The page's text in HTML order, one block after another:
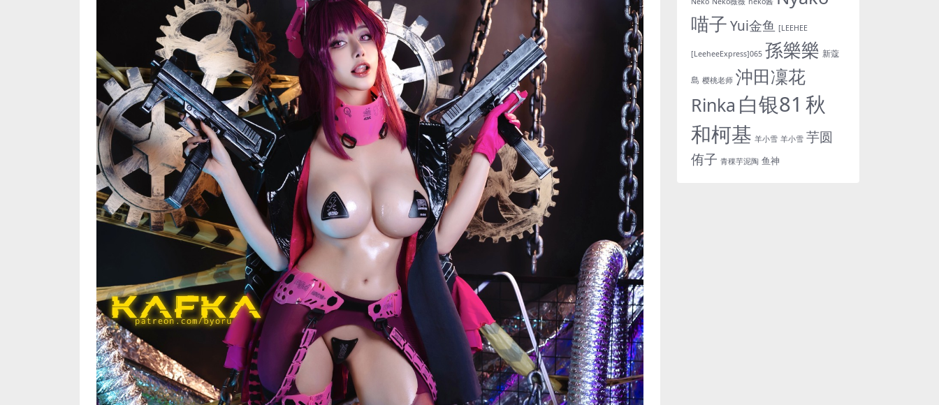
喵子Yui金鱼 [LEEHEE
[LeeheeExpress]065 孫樂樂 新蔻
島 樱桃老师 沖田凜花
Rinka 白银81 秋
和柯基 羊小雪 羊小雪 芋圆
侑子 青稞芋泥陶 鱼神